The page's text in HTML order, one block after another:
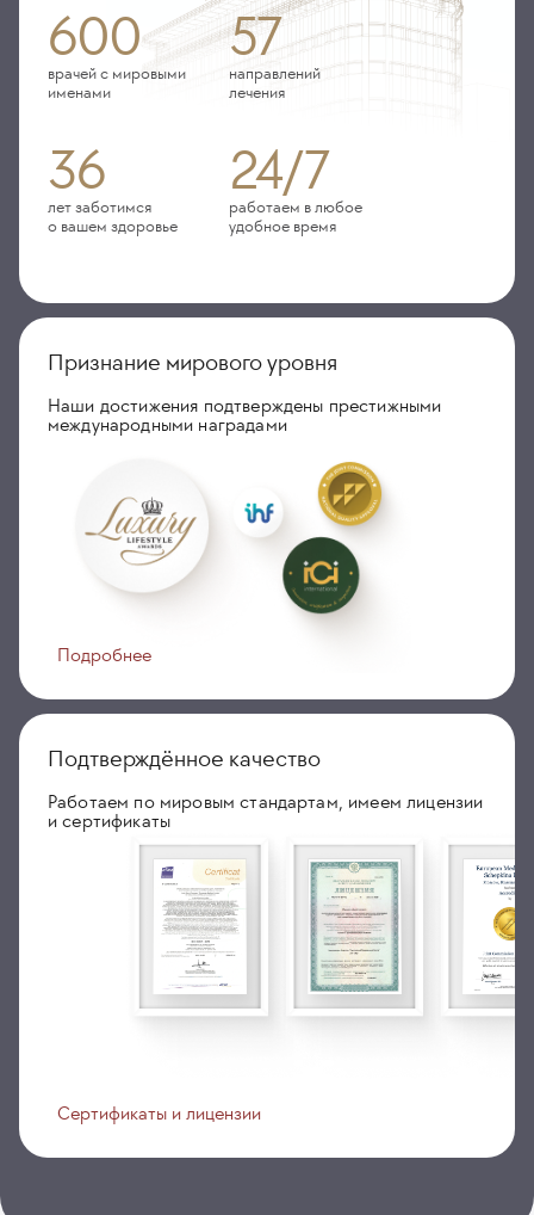
600
врачей с мировыми
именами
57
направлений
лечения
36
лет заботимся
о вашем здоровье
24/7
работаем в любое
удобное время
Признание мирового уровня
Наши достижения подтверждены престижными
международными наградами
Подробнее
Подтверждённое качество
Работаем по мировым стандартам, имеем лицензии
и сертификаты
Сертификаты и лицензии